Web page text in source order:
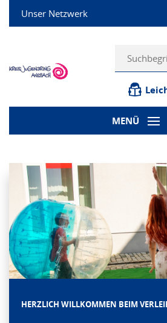
Unser Netzwerk
MENÜ
HERZLICH WILLKOMMEN BEIM